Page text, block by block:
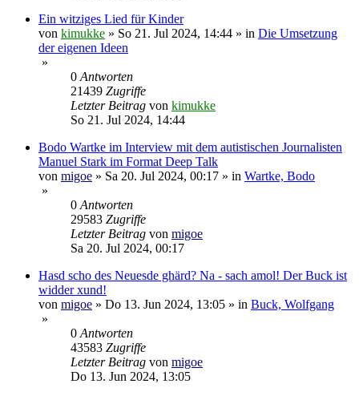
Ein witziges Lied für Kinder
von kimukke » So 21. Jul 2024, 14:44 » in Die Umsetzung
der eigenen Ideen
»
0Antworten
21439 Zugriffe
Letzter Beitrag von kimukke
So 21. Jul 2024, 14:44
Bodo Wartke im Interview mit dem autistischen Journalisten
Manuel Stark im Format Deep Talk
von migoe » Sa 20. Jul 2024, 00:17 » in Wartke, Bodo
»
0Antworten
29583 Zugriffe
Letzter Beitrag von migoe
Sa 20. Jul 2024, 00:17
Hasd scho des Neuesde ghärd? Na - sach amol! Der Buck ist
widder xund!
von migoe » Do 13. Jun 2024, 13:05 » in Buck, Wolfgang
»
0Antworten
43583 Zugriffe
Letzter Beitrag von migoe
Do 13. Jun 2024, 13:05